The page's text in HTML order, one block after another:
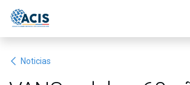
Noticias